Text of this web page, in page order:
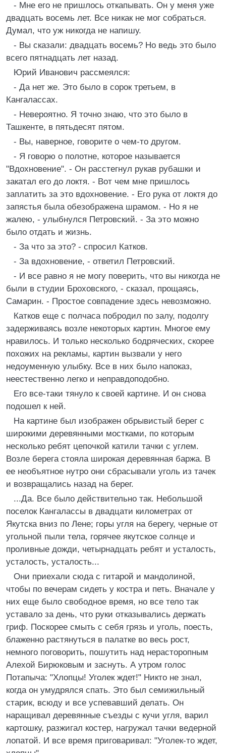
- Мне его не пришлось откапывать. Он у меня уже
двадцать восемь лет. Все никак не мог собраться.
Думал, что уж никогда не напишу.
- Вы сказали: двадцать восемь? Но ведь это было
всего пятнадцать лет назад.
Юрий Иванович рассмеялся:
- Да нет же. Это было в сорок третьем, в
Кангалассах.
- Невероятно. Я точно знаю, что это было в
Ташкенте, в пятьдесят пятом.
- Вы, наверное, говорите о чем-то другом.
- Я говорю о полотне, которое называется
"Вдохновение". - Он расстегнул рукав рубашки и
закатал его до локтя. - Вот чем мне пришлось
заплатить за это вдохновение. - Его рука от локтя до
запястья была обезображена шрамом. - Но я не
жалею, - улыбнулся Петровский. - За это можно
было отдать и жизнь.
- За что за это? - спросил Катков.
- За вдохновение, - ответил Петровский.
- И все равно я не могу поверить, что вы никогда не
были в студии Броховского, - сказал, прощаясь,
Самарин. - Простое совпадение здесь невозможно.
Катков еще с полчаса побродил по залу, подолгу
задерживаясь возле некоторых картин. Многое ему
нравилось. И только несколько бодряческих, скорее
похожих на рекламы, картин вызвали у него
недоуменную улыбку. Все в них было напоказ,
неестественно легко и неправдоподобно.
Его все-таки тянуло к своей картине. И он снова
подошел к ней.
На картине был изображен обрывистый берег с
широкими деревянными мостками, по которым
несколько ребят цепочкой катили тачки с углем.
Возле берега стояла широкая деревянная баржа. В
ее необъятное нутро они сбрасывали уголь из тачек
и возвращались назад на берег.
...Да. Все было действительно так. Небольшой
поселок Кангалассы в двадцати километрах от
Якутска вниз по Лене; горы угля на берегу, черные от
угольной пыли тела, горячее якутское солнце и
проливные дожди, четырнадцать ребят и усталость,
усталость, усталость...
Они приехали сюда с гитарой и мандолиной,
чтобы по вечерам сидеть у костра и петь. Вначале у
них еще было свободное время, но все тело так
уставало за день, что руки отказывались держать
гриф. Поскорее смыть с себя грязь и уголь, поесть,
блаженно растянуться в палатке во весь рост,
немного поговорить, пошутить над нерасторопным
Алехой Бирюковым и заснуть. А утром голос
Потапыча: "Хлопцы! Уголек ждет!" Никто не знал,
когда он умудрялся спать. Это был семижильный
старик, всюду и все успевавший делать. Он
наращивал деревянные съезды с кучи угля, варил
картошку, разжигал костер, нагружал тачки ведерной
лопатой. И все время приговаривал: "Уголек-то ждет,